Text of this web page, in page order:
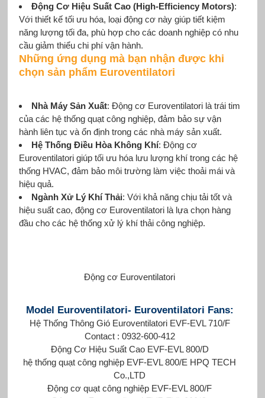
Động Cơ Hiệu Suất Cao (High-Efficiency Motors):
Với thiết kế tối ưu hóa, loại động cơ này giúp tiết kiệm
năng lượng tối đa, phù hợp cho các doanh nghiệp có nhu
cầu giảm thiểu chi phí vận hành.
Những ứng dụng mà bạn nhận được khi
chọn sản phẩm Euroventilatori
Nhà Máy Sản Xuất: Động cơ Euroventilatori là trái tim
của các hệ thống quạt công nghiệp, đảm bảo sự vận
hành liên tục và ổn định trong các nhà máy sản xuất.
Hệ Thống Điều Hòa Không Khí: Động cơ
Euroventilatori giúp tối ưu hóa lưu lượng khí trong các hệ
thống HVAC, đảm bảo môi trường làm việc thoải mái và
hiệu quả.
Ngành Xử Lý Khí Thải: Với khả năng chịu tải tốt và
hiệu suất cao, động cơ Euroventilatori là lựa chọn hàng
đầu cho các hệ thống xử lý khí thải công nghiệp.
Động cơ Euroventilatori
Model Euroventilatori- Euroventilatori Fans:
Hệ Thống Thông Gió Euroventilatori EVF-EVL 710/F
Contact : 0932-600-412
Động Cơ Hiệu Suất Cao EVF-EVL 800/D
hệ thống quạt công nghiệp EVF-EVL 800/E HPQ TECH
Co.,LTD
Động cơ quạt công nghiệp EVF-EVL 800/F